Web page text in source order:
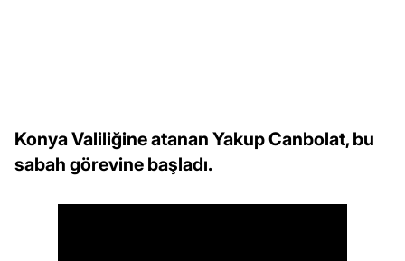
Konya Valiliğine atanan Yakup Canbolat, bu
sabah görevine başladı.